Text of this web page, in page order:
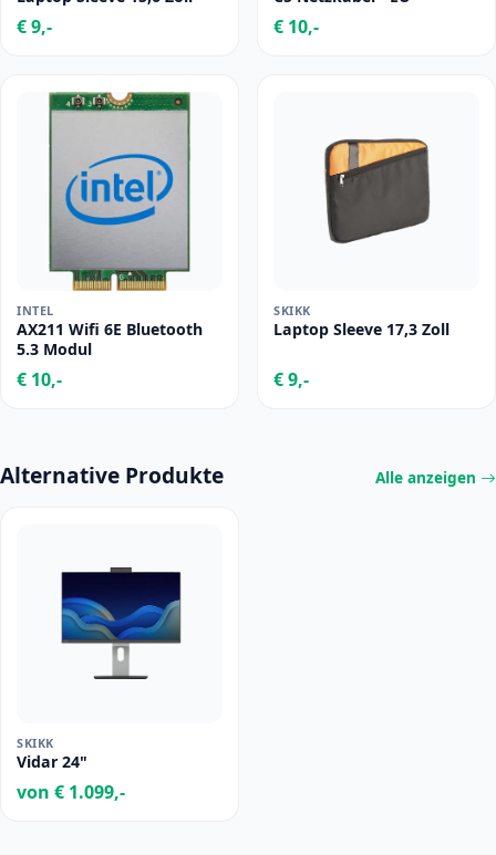
€ 9,- € 10,-
INTEL
AX211 Wifi 6E Bluetooth
5.3 Modul
€ 10,-
SKIKK
Laptop Sleeve 17,3 Zoll
€ 9,-
Alternative Produkte Alle anzeigen
SKIKK
Vidar 24"
von € 1.099,-